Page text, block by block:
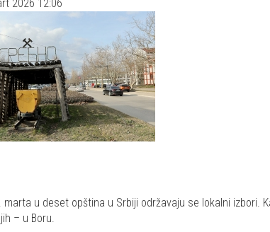
2026 12:06
marta u deset opština u Srbiji održavaju se lokalni izbori.
– u Boru.